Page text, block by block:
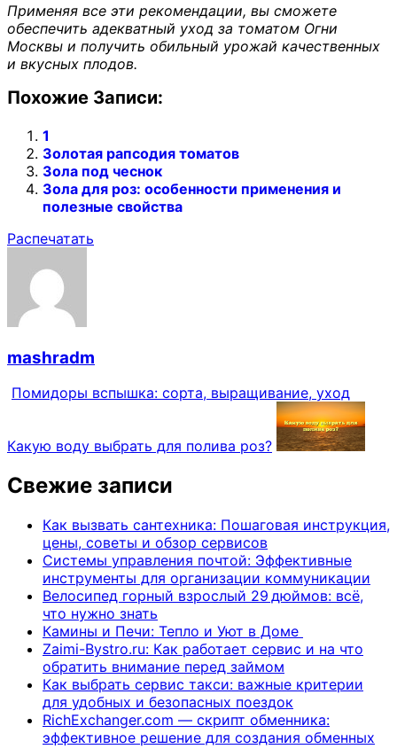
Применяя все эти рекомендации, вы сможете
обеспечить адекватный уход за томатом Огни
Москвы и получить обильный урожай качественных
и вкусных плодов.
Похожие Записи:
1
Золотая рапсодия томатов
Зола под чеснок
Зола для роз: особенности применения и
полезные свойства
Распечатать
mashradm
Помидоры вспышка: сорта, выращивание, уход
Какую воду выбрать для полива роз?
Свежие записи
Как вызвать сантехника: Пошаговая инструкция,
цены, советы и обзор сервисов
Системы управления почтой: Эффективные
инструменты для организации коммуникации
Велосипед горный взрослый 29 дюймов: всё,
что нужно знать
Камины и Печи: Тепло и Уют в Доме
Zaimi-Bystro.ru: Как работает сервис и на что
обратить внимание перед займом
Как выбрать сервис такси: важные критерии
для удобных и безопасных поездок
RichExchanger.com — скрипт обменника:
эффективное решение для создания обменных